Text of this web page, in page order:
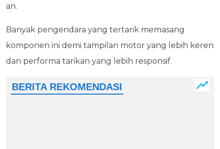
an.
Banyak pengendara yang tertarik memasang
komponen ini demi tampilan motor yang lebih keren
dan performa tarikan yang lebih responsif.